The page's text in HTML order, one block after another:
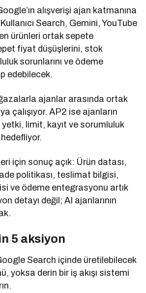
alışverişi ajan katmanına
Search, Gemini, YouTube
ürünleri ortak sepete
fiyat düşüşlerini, stok
sorunlarını ve ödeme
edebilecek.
ajanlar arasında ortak
çalışıyor. AP2 ise ajanların
limit, kayıt ve sorumluluk
için sonuç açık: Ürün datası,
politikası, teslimat bilgisi,
ve ödeme entegrasyonu artık
detayı değil; AI ajanlarının
5 aksiyon
Search içinde üretilebilecek
yoksa derin bir iş akışı sistemi